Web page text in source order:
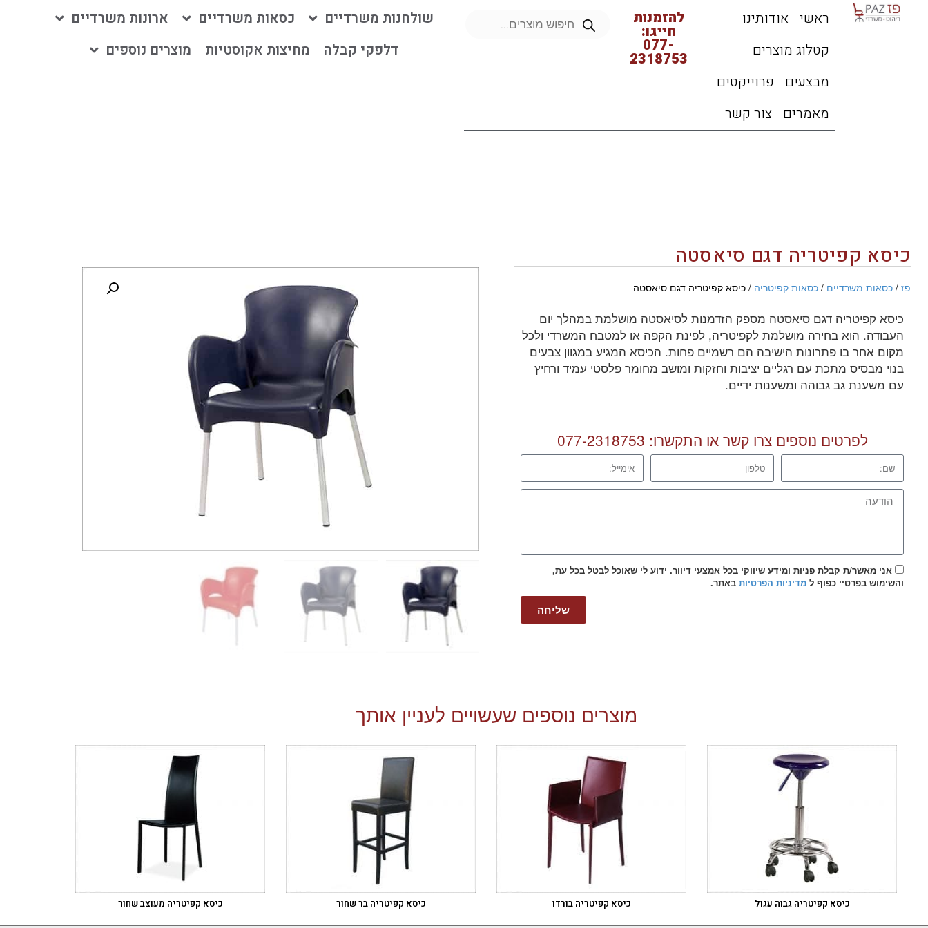
ראשי אודותינו
קטלוג מוצרים
מבצעים
פרוייקטים
מאמרים צור קשר
להזמנות
חייגו:
077-
2318753
שולחנות משרדיים כסאות משרדיים
ארונות משרדיים
דלפקי קבלה
מחיצות אקוסטיות מוצרים נוספים
כיסא קפיטריה דגם סיאסטה
פז / כסאות משרדיים / כסאות קפיטריה / כיסא קפיטריה דגם סיאסטה
כיסא קפיטריה דגם סיאסטה מספק הזדמנות לסיאסטה מושלמת במהלך יום
העבודה. הוא בחירה מושלמת לקפיטריה, לפינת הקפה או למטבח המשרדי ולכל
מקום אחר בו פתרונות הישיבה הם רשמיים פחות. הכיסא המגיע במגוון צבעים
בנוי מבסיס מתכת עם רגליים יציבות וחזקות ומושב מחומר פלסטי עמיד ורחיץ
עם משענת גב גבוהה ומשענות ידיים.
לפרטים נוספים צרו קשר או התקשרו: 077-2318753
אני מאשר/ת קבלת פניות ומידע שיווקי בכל אמצעי דיוור. ידוע לי שאוכל לבטל בכל עת,
והשימוש בפרטיי כפוף ל מדיניות הפרטיות באתר.
שליחה
מוצרים נוספים שעשויים לעניין אותך
כיסא קפיטריה גבוה עגול כיסא קפיטריה בורדו כיסא קפיטריה בר שחור כיסא קפיטריה מעוצב שחור